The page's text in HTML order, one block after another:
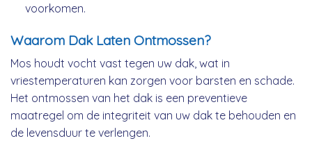
voorkomen.
Waarom Dak Laten Ontmossen?
Mos houdt vocht vast tegen uw dak, wat in
vriestemperaturen kan zorgen voor barsten en schade.
Het ontmossen van het dak is een preventieve
maatregel om de integriteit van uw dak te behouden en
de levensduur te verlengen.